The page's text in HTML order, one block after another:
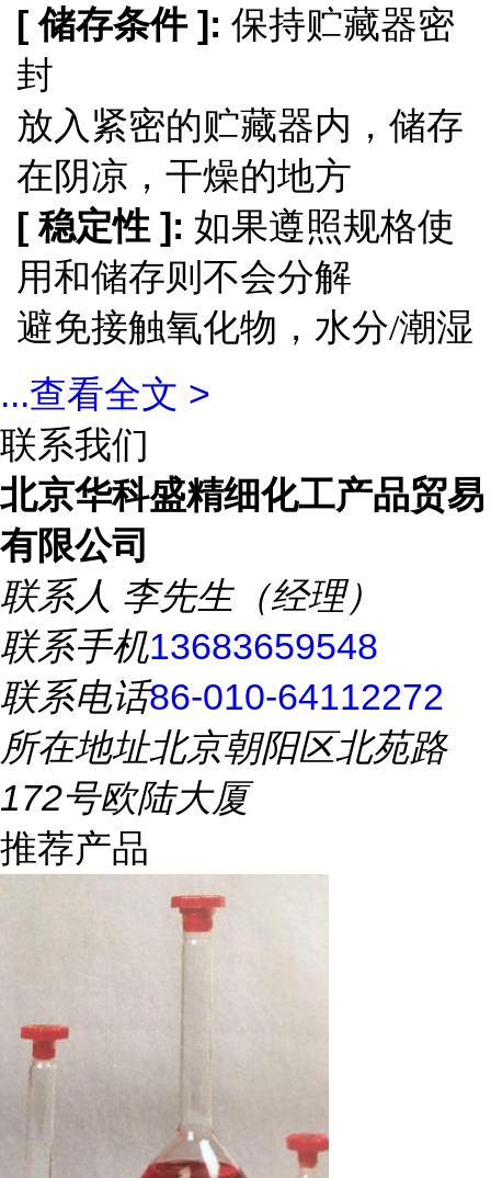
[ 储存条件 ]: 保持贮藏器密
封
放入紧密的贮藏器内，储存
在阴凉，干燥的地方
[ 稳定性 ]: 如果遵照规格使
用和储存则不会分解
避免接触氧化物，水分/潮湿
...查看全文 >
联系我们
北京华科盛精细化工产品贸易
有限公司
联系人 李先生（经理）
联系手机13683659548
联系电话86-010-64112272
所在地址北京朝阳区北苑路
172号欧陆大厦
推荐产品